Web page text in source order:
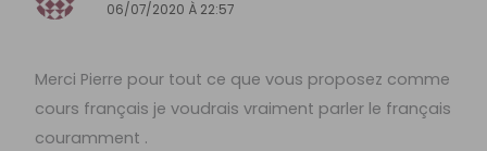
06/07/2020 À 22:57
Merci Pierre pour tout ce que vous proposez comme
cours français je voudrais vraiment parler le français
couramment .